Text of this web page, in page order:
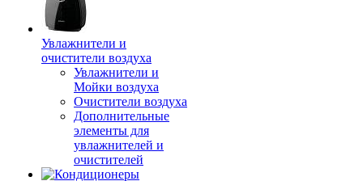
Увлажнители и
очистители воздуха
Увлажнители и
Мойки воздуха
Очистители воздуха
Дополнительные
элементы для
увлажнителей и
очистителей